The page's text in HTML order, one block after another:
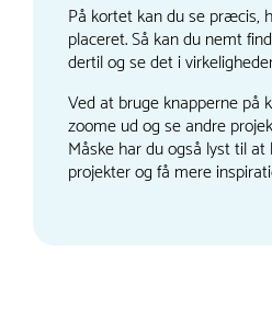
På kortet kan du se præcis,
placeret. Så kan du nemt
dertil og se det i
Ved at bruge knapperne på
zoome ud og se andre
Måske har du også lyst til
projekter og få mere